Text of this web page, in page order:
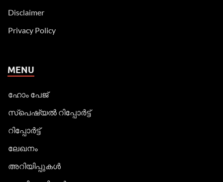
Disclaimer
Privacy Policy
MENU
ഹോം പേജ്
സ്പെഷ്യൽ റിപ്പോര്‍ട്ട്
റിപ്പോര്‍ട്ട്
ലേഖനം
അറിയിപ്പുകള്‍